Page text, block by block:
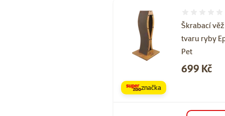
Škrabací
tvaru ryby
Pet
Cena
699 Kč
značka